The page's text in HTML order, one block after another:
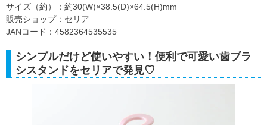
サイズ（約）：約30(W)×38.5(D)×64.5(H)mm
販売ショップ：セリア
JANコード：4582364535535
シンプルだけど使いやすい！便利で可愛い歯ブラ
シスタンドをセリアで発見♡